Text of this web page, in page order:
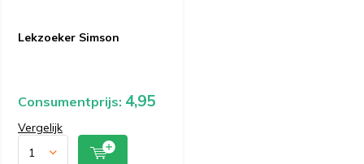
Lekzoeker Simson
Consumentprijs: 4,95
Vergelijk